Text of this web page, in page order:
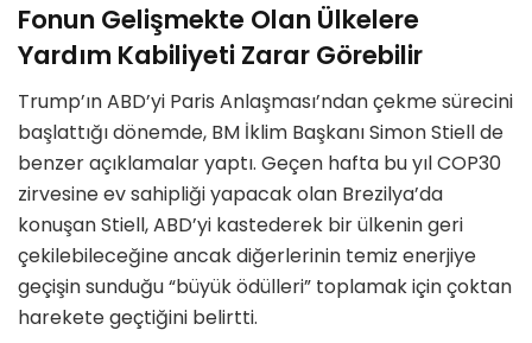
Fonun Gelişmekte Olan Ülkelere
Yardım Kabiliyeti Zarar Görebilir
Trump’ın ABD’yi Paris Anlaşması’ndan çekme sürecini
başlattığı dönemde, BM İklim Başkanı Simon Stiell de
benzer açıklamalar yaptı. Geçen hafta bu yıl COP30
zirvesine ev sahipliği yapacak olan Brezilya’da
konuşan Stiell, ABD’yi kastederek bir ülkenin geri
çekilebileceğine ancak diğerlerinin temiz enerjiye
geçişin sunduğu “büyük ödülleri” toplamak için çoktan
harekete geçtiğini belirtti.